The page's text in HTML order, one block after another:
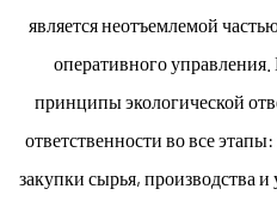
является неотъемлемой
оперативного
принципы экологической
ответственности во все
закупки сырья, производства